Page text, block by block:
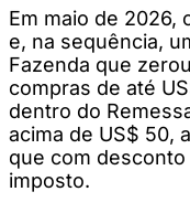
Em maio de 2026,
e, na sequência,
Fazenda que
compras de até
dentro do
acima de US$ 50,
que com
imposto.